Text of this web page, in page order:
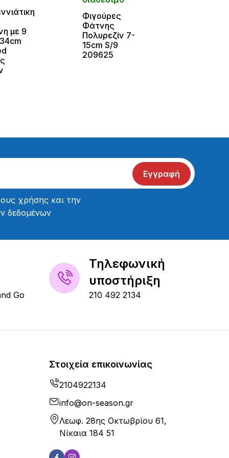
με 9
Φιγούρες
Φάτνης
Πολυρεζίν 7-
15cm S/9
209625
Εγγραφή
χρήσης και την
δεδομένων
Go
Τηλεφωνική
υποστήριξη
210 492 2134
Στοιχεία επικοινωνίας
2104922134
info@on-season.gr
Λεωφ. 28ης Οκτωβρίου 61,
Νίκαια 184 51